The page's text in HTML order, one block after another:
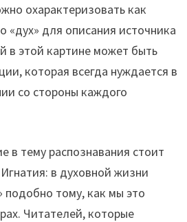
охарактеризовать как
«дух» для описания источника
в этой картине может быть
которая всегда нуждается в
со стороны каждого
в тему распознавания стоит
в духовной жизни
подобно тому, как мы это
Читателей, которые